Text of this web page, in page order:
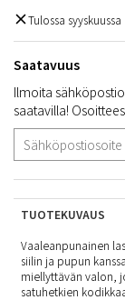
Tulossa syyskuussa
Saatavuus
Ilmoita
saatavilla!
TUOTEKUVAUS
Vaaleanpunainen
siilin ja pupun
miellyttävän valon,
satuhetkien